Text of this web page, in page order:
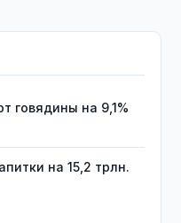
говядины на 9,1%
на 15,2 трлн.